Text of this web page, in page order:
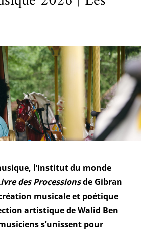
l’Institut du monde
des Processionsde Gibran
musicale et poétique
artistique de Walid Ben
s’unissent pour